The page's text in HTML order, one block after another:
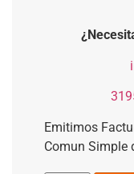
Emitimos
Comun Simple